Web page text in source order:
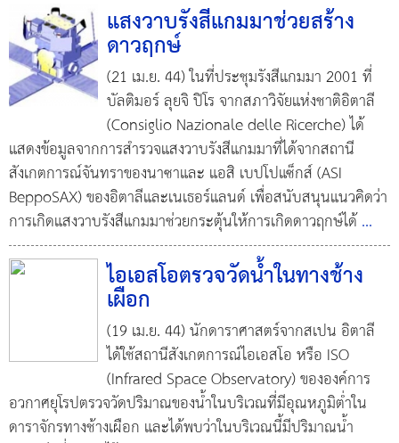
แสงวาบรังสีแกมมาช่วยสร้าง
ดาวฤกษ์
(21 เม.ย. 44) ในที่ประชุมรังสีแกมมา 2001 ที่
บัลติมอร์ ลุยจิ ปิโร จากสภาวิจัยแห่งชาติอิตาลี
(Consiglio Nazionale delle Ricerche) ได้
แสดงข้อมูลจากการสำรวจแสงวาบรังสีแกมมาที่ได้จากสถานี
สังเกตการณ์จันทราของนาซาและ แอสิ เบปโปแซ็กส์ (ASI
BeppoSAX) ของอิตาลีและเนเธอร์แลนด์ เพื่อสนับสนุนแนวคิดว่า
การเกิดแสงวาบรังสีแกมมาช่วยกระตุ้นให้การเกิดดาวฤกษ์ได้...
ไอเอสโอตรวจวัดน้ำในทางช้าง
เผือก
(19 เม.ย. 44) นักดาราศาสตร์จากสเปน อิตาลี
ได้ใช้สถานีสังเกตการณ์ไอเอสโอ หรือ ISO
(Infrared Space Observatory) ขององค์การ
อวกาศยุโรปตรวจวัดปริมาณของน้ำในบริเวณที่มีอุณหภูมิต่ำใน
ดาราจักรทางช้างเผือก และได้พบว่าในบริเวณนี้มีปริมาณน้ำ